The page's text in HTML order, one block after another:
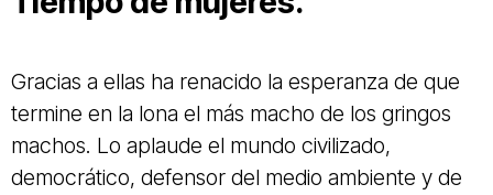
Gracias a ellas ha renacido la esperanza de que
termine en la lona el más macho de los gringos
machos. Lo aplaude el mundo civilizado,
democrático, defensor del medio ambiente y de